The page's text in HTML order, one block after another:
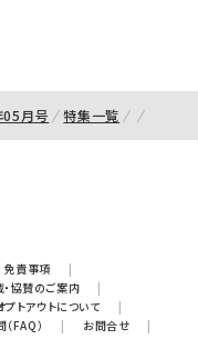
月号 特集一覧
免責事項
|
協賛のご案内
|
プトアウトについて
|
FAQ） | お問合せ
|